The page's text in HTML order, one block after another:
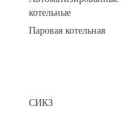
котельные
Паровая котельная
СИКЗ